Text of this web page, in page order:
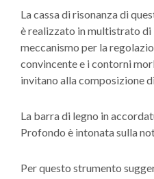
La cassa di risonanza di
è realizzato in multistrato di
meccanismo per la
convincente e i contorni
invitano alla composizione
La barra di legno in
Profondo è intonata sulla
Per questo strumento